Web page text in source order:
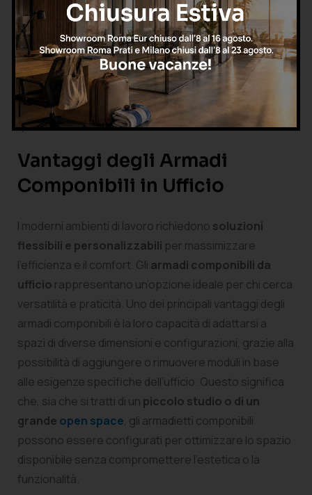
prezzo possibile.
Scegliere l’armadio perfetto per il tuo studio non è
solo una questione estetica, ma un investimento sul
tuo ambiente lavorativo che può influenzare
positivamente produttività e organizzazione
quotidiana.
Vantaggi degli Armadi
Componibili in Ufficio
I moderni ambienti di lavoro richiedono soluzioni
flessibili e personalizzabili per massimizzare
l’efficienza e il comfort. Gli armadi componibili da
ufficio rappresentano un’opzione ideale per chi cerca
versatilità e praticità. Uno dei principali vantaggi degli
armadi componibili è la loro capacità di adattarsi a
spazi di diverse dimensioni e configurazioni, grazie alla
possibilità di aggiungere o rimuovere moduli in base
alle esigenze specifiche dell’ufficio. Questo significa
che, sia che si tratti di un piccolo studio o di un
grande open space, gli armadietti componibili
possono essere configurati per ottimizzare lo spazio
disponibile senza compromettere l’estetica o la
funzionalità.